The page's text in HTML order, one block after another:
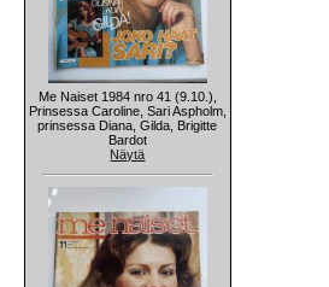
Me Naiset 1984 nro 41 (9.10.),
Prinsessa Caroline, Sari Aspholm,
prinsessa Diana, Gilda, Brigitte
Bardot
Näytä